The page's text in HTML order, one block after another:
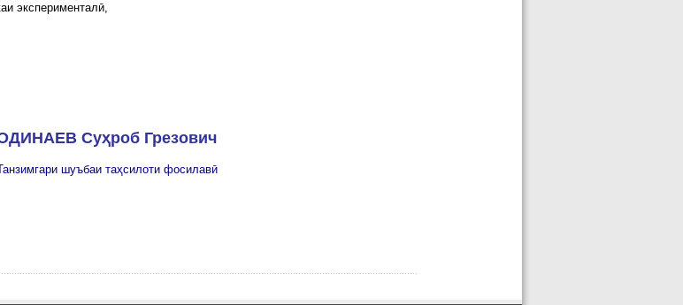
эксперименталӣ,
Суҳроб Грезович
шуъбаи таҳсилоти фосилавӣ